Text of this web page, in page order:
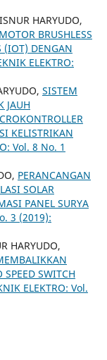
HARYUDO,
BRUSHLESS
(IOT) DENGAN
ELEKTRO:
SISTEM
JAUH
KELISTRIKAN
Vol. 8 No. 1
PERANCANGAN
SOLAR
PANEL SURYA
3 (2019):
HARYUDO,
SWITCH
ELEKTRO: Vol.